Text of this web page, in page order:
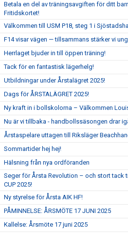
Betala en del av träningsavgiften för ditt
Fritidskortet!
Välkommen till USM P18, steg 1 i
F14 visar vägen — tillsammans stärker vi
Herrlaget bjuder in till öppen träning!
Tack för en fantastisk lägerhelg!
Utbildningar under Årstalägret 2025!
Dags för ÅRSTALÄGRET 2025!
Ny kraft in i bollskolorna – Välkommen
Nu är vi tillbaka - handbollssäsongen drar
Årstaspelare uttagen till Riksläger
Sommartider hej hej!
Hälsning från nya ordföranden
Seger för Årsta Revolution – och stort tack
CUP 2025!
Ny styrelse för Årsta AIK HF!
PÅMINNELSE: ÅRSMÖTE 17 JUNI 2025
Kallelse: Årsmöte 17 juni 2025